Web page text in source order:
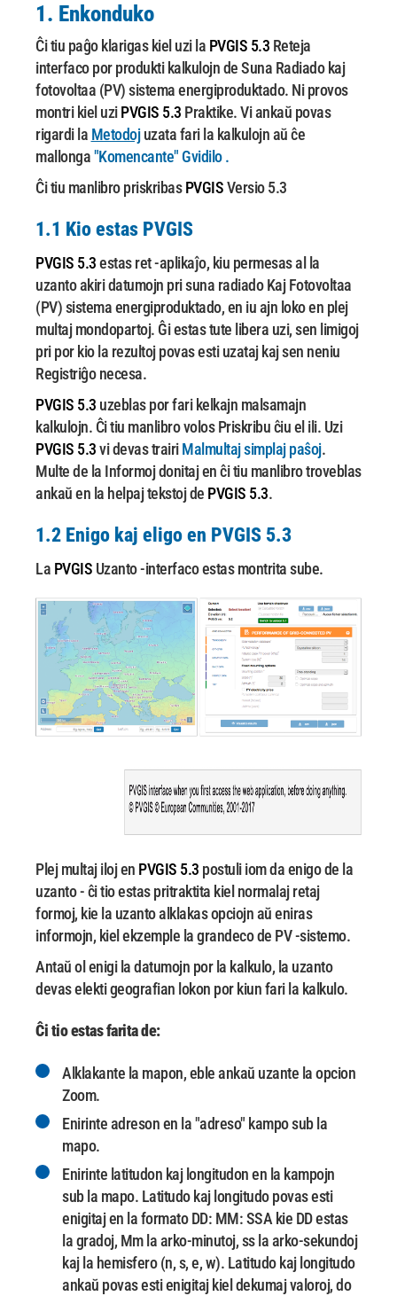
1. Enkonduko
Ĉi tiu paĝo klarigas kiel uzi la PVGIS 5.3 Reteja
interfaco por produkti kalkulojn de Suna Radiado kaj
fotovoltaa (PV) sistema energiproduktado. Ni provos
montri kiel uziPVGIS 5.3 Praktike. Vi ankaŭ povas
rigardi la Metodojuzata fari la kalkulojnaŭ ĉe
mallonga"Komencante" Gvidilo.
Ĉi tiu manlibro priskribasPVGISVersio 5.3
1.1 Kio estas PVGIS
PVGIS 5.3estas ret -aplikaĵo, kiu permesas al la
uzanto akiri datumojn pri suna radiado KajFotovoltaa
(PV) sistema energiproduktado, en iu ajn loko en plej
multaj mondopartoj. Ĝi estastute libera uzi, sen limigoj
pri por kio la rezultoj povas esti uzataj kaj sen neniu
Registriĝo necesa.
PVGIS 5.3 uzeblas por fari kelkajn malsamajn
kalkulojn. Ĉi tiu manlibro volos Priskribuĉiu el ili. Uzi
PVGIS 5.3vi devas trairiMalmultaj simplaj paŝoj.
Multe de la Informoj donitaj en ĉi tiu manlibro troveblas
ankaŭ en la helpaj tekstoj de PVGIS 5.3.
1.2 Enigo kaj eligo en PVGIS 5.3
La PVGIS Uzanto -interfaco estas montrita sube.
Plej multaj iloj en PVGIS 5.3 postuli iom da enigo de la
uzanto - ĉi tio estas pritraktita kiel normalaj retaj
formoj, kie la uzanto alklakas opciojn aŭ eniras
informojn, kiel ekzemple la grandeco de PV -sistemo.
Antaŭ ol enigi la datumojn por la kalkulo, la uzanto
devas elekti geografian lokon porkiun fari la kalkulo.
Ĉi tio estas farita de:
Alklakante la mapon, eble ankaŭ uzante la opcion
Zoom.
Enirinte adreson en la "adreso" kampo sub la
mapo.
Enirinte latitudon kaj longitudon en la kampojn
sub la mapo. Latitudo kaj longitudo povas esti
enigitaj en la formato DD: MM: SSA kie DD estas
la gradoj, Mm la arko-minutoj, ss la arko-sekundoj
kaj la hemisfero (n, s, e, w). Latitudo kaj longitudo
ankaŭ povas esti enigitaj kiel dekumaj valoroj, do